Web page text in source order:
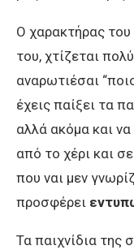
Ο χαρακτήρας
του, χτίζεται
αναρωτιέσαι
έχεις παίξει τα
αλλά ακόμα και
από το χέρι και
που ναι μεν
προσφέρει
Τα παιχνίδια της